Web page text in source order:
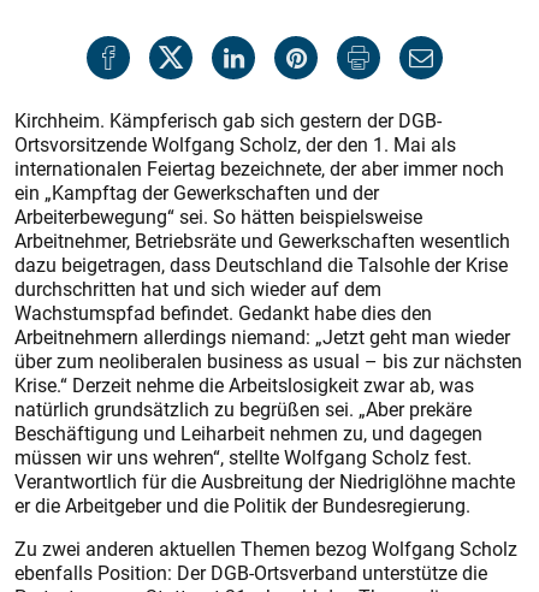
Kirchheim. Kämpferisch gab sich gestern der DGB-
Ortsvorsitzende Wolfgang Scholz, der den 1. Mai als
internationalen Feiertag bezeichnete, der aber immer noch
ein „Kampftag der Gewerkschaften und der
Arbeiterbewegung“ sei. So hätten beispielsweise
Arbeitnehmer, Betriebsräte und Gewerkschaften wesentlich
dazu beigetragen, dass Deutschland die Talsohle der Krise
durchschritten hat und sich wieder auf dem
Wachstumspfad befindet. Gedankt habe dies den
Arbeitnehmern allerdings niemand: „Jetzt geht man wieder
über zum neoliberalen business as usual – bis zur nächsten
Krise.“ Derzeit nehme die Arbeitslosigkeit zwar ab, was
natürlich grundsätzlich zu begrüßen sei. „Aber prekäre
Beschäftigung und Leiharbeit nehmen zu, und dagegen
müssen wir uns wehren“, stellte Wolfgang Scholz fest.
Verantwortlich für die Ausbreitung der Niedriglöhne machte
er die Arbeitgeber und die Politik der Bundesregierung.
Zu zwei anderen aktuellen Themen bezog Wolfgang Scholz
ebenfalls Position: Der DGB-Ortsverband unterstütze die